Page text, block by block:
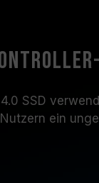
4.0 SSD
ein